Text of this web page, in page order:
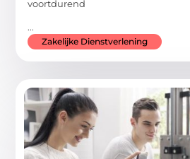
voortdurend
...
Zakelijke Dienstverlening